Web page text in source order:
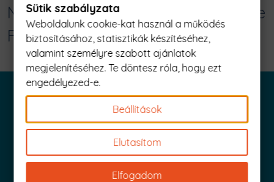
Nincs találat erre: "scary terry quote
Férfi Póló"
Iratkozz fel és küldjük is az 1000 Ft értékű kuponod!
Sütik szabályzata
Weboldalunk cookie-kat használ a működés
biztosításához, statisztikák készítéséhez,
valamint személyre szabott ajánlatok
megjelenítéséhez. Te döntesz róla, hogy ezt
engedélyezed-e.
Beállítások
Elutasítom
Elfogadom